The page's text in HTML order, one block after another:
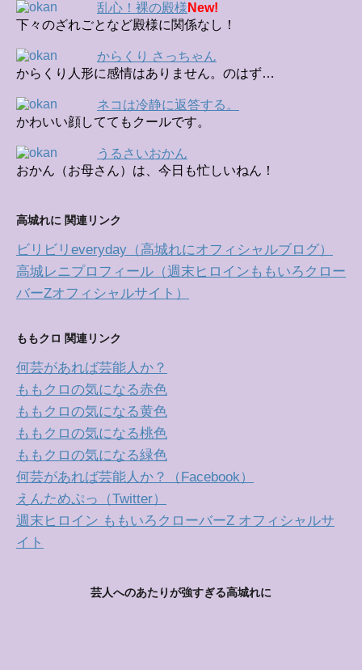
乱心！裸の殿様 New!
下々のざれごとなど殿様に関係なし！
からくり さっちゃん
からくり人形に感情はありません。のはず…
ネコは冷静に返答する。
かわいい顔しててもクールです。
うるさいおかん
おかん（お母さん）は、今日も忙しいねん！
高城れに 関連リンク
ビリビリeveryday（高城れにオフィシャルブログ）
高城レニプロフィール（週末ヒロインももいろクロー
バーZオフィシャルサイト）
ももクロ 関連リンク
何芸があれば芸能人か？
ももクロの気になる赤色
ももクロの気になる黄色
ももクロの気になる桃色
ももクロの気になる緑色
何芸があれば芸能人か？（Facebook）
えんためぷっ（Twitter）
週末ヒロイン ももいろクローバーZ オフィシャルサ
イト
芸人へのあたりが強すぎる高城れに